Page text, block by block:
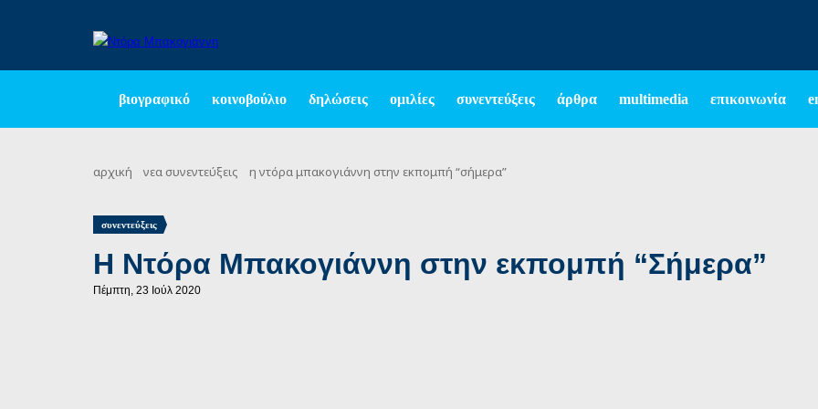
βιογραφικό κοινοβούλιο δηλώσεις ομιλίες συνεντεύξεις άρθρα multimedia επικοινωνία
αρχική νεα συνεντεύξεις η ντόρα μπακογιάννη στην εκπομπή “σήμερα”
συνεντεύξεις
Η Ντόρα Μπακογιάννη στην εκπομπή “Σήμερα”
Πέμπτη, 23 Ιούλ 2020